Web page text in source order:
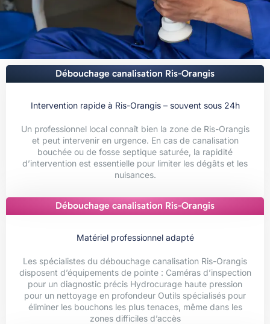
Débouchage canalisation Ris-Orangis
Intervention rapide à Ris-Orangis – souvent sous 24h
Un professionnel local connaît bien la zone de Ris-Orangis
et peut intervenir en urgence. En cas de canalisation
bouchée ou de fosse septique saturée, la rapidité
d’intervention est essentielle pour limiter les dégâts et les
nuisances.
Débouchage canalisation Ris-Orangis
Matériel professionnel adapté
Les spécialistes du débouchage canalisation Ris-Orangis
disposent d’équipements de pointe : Caméras d’inspection
pour un diagnostic précis Hydrocurage haute pression
pour un nettoyage en profondeur Outils spécialisés pour
éliminer les bouchons les plus tenaces, même dans les
zones difficiles d’accès